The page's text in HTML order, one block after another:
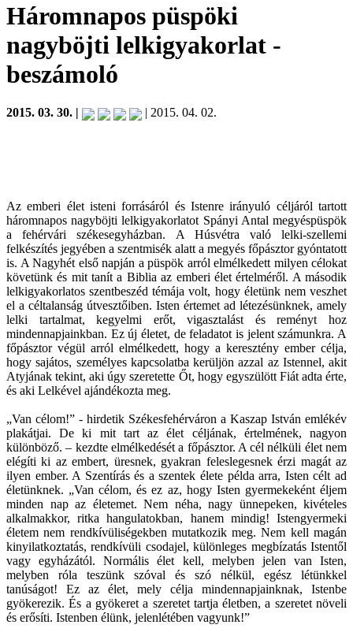
Háromnapos püspöki
nagyböjti lelkigyakorlat -
beszámoló
2015. 03. 30. | | 2015. 04. 02.
Az emberi élet isteni forrásáról és Istenre irányuló céljáról tartott
háromnapos nagyböjti lelkigyakorlatot Spányi Antal megyéspüspök
a fehérvári székesegyházban. A Húsvétra való lelki-szellemi
felkészítés jegyében a szentmisék alatt a megyés főpásztor gyóntatott
is. A Nagyhét első napján a püspök arról elmélkedett milyen célokat
követünk és mit tanít a Biblia az emberi élet értelméről. A második
lelkigyakorlatos szentbeszéd témája volt, hogy életünk nem veszhet
el a céltalanság útvesztőiben. Isten értemet ad létezésünknek, amely
lelki tartalmat, kegyelmi erőt, vigasztalást és reményt hoz
mindennapjainkban. Ez új életet, de feladatot is jelent számunkra. A
főpásztor végül arról elmélkedett, hogy a keresztény ember célja,
hogy sajátos, személyes kapcsolatba kerüljön azzal az Istennel, akit
Atyjának tekint, aki úgy szeretette Őt, hogy egyszülött Fiát adta érte,
és aki Lelkével ajándékozta meg.
„Van célom!” - hirdetik Székesfehérváron a Kaszap István emlékév
plakátjai. De ki mit tart az élet céljának, értelmének, nagyon
különböző. – kezdte elmélkedését a főpásztor. A cél nélküli élet nem
elégíti ki az embert, üresnek, gyakran feleslegesnek érzi magát az
ilyen ember. A Szentírás és a szentek élete példa arra, Isten célt ad
életünknek. „Van célom, és ez az, hogy Isten gyermekeként éljem
minden nap az életemet. Nem néha, nagy ünnepeken, kivételes
alkalmakkor, ritka hangulatokban, hanem mindig! Istengyermeki
életem nem rendkívüliségekben mutatkozik meg. Nem kell magán
kinyilatkoztatás, rendkívüli csodajel, különleges megbízatás Istentől
vagy egyházától. Normális élet kell, melyben jelen van Isten,
melyben róla teszünk szóval és szó nélkül, egész létünkkel
tanúságot! Ez az élet, mely célja mindennapjainknak, Istenbe
gyökerezik. És a gyökeret a szeretet tartja életben, a szeretet növeli
és erősíti. Istenben élünk, jelenlétében vagyunk!”